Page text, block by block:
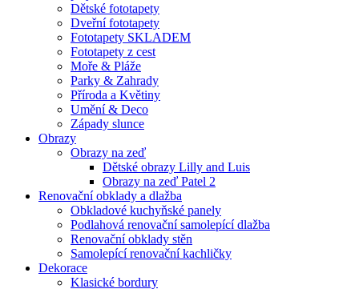
Dětské fototapety
Dveřní fototapety
Fototapety SKLADEM
Fototapety z cest
Moře & Pláže
Parky & Zahrady
Příroda a Květiny
Umění & Deco
Západy slunce
Obrazy
Obrazy na zeď
Dětské obrazy Lilly and Luis
Obrazy na zeď Patel 2
Renovační obklady a dlažba
Obkladové kuchyňské panely
Podlahová renovační samolepící dlažba
Renovační obklady stěn
Samolepící renovační kachličky
Dekorace
Klasické bordury